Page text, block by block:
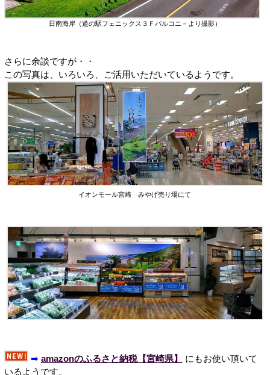
日南海岸（道の駅フェニックス３Ｆバルコニ－より撮影）
さらに余談ですが・・
この写真は、いろいろ、ご活用いただいているようです。
イオンモール宮崎 みやげ売り場にて
➡ amazonのふるさと納税【宮崎県】
にもお使い頂いて
いるようです。